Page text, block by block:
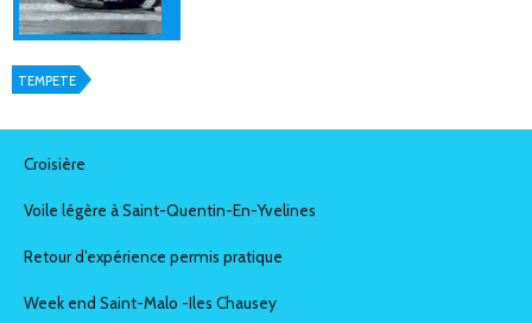
tempete
Croisière
Voile légère à Saint-Quentin-En-Yvelines
Retour d’expérience permis pratique
Week end Saint-Malo -Iles Chausey